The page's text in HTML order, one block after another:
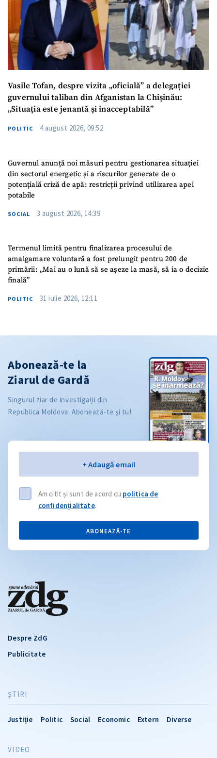
Vasile Tofan, despre vizita „oficială” a delegației
guvernului taliban din Afganistan la Chișinău:
„Situația este jenantă și inacceptabilă”
POLITIC 4 august 2026, 09:52
Guvernul anunță noi măsuri pentru gestionarea situației
din sectorul energetic și a riscurilor generate de o
potențială criză de apă: restricții privind utilizarea apei
potabile
SOCIAL 3 august 2026, 14:39
Termenul limită pentru finalizarea procesului de
amalgamare voluntară a fost prelungit pentru 200 de
primării: „Mai au o lună să se așeze la masă, să ia o decizie
finală”
POLITIC 31 iulie 2026, 12:11
Despre ZdG
Publicitate
ŞTIRI
Justiție Politic Social Economic Extern Diverse
VIDEO
Abonează-te la
Ziarul de Gardă
Singurul ziar de investigații din
Republica Moldova. Abonează-te și tu!
+ Adaugă email
Am citit și sunt de acord cu politica de
confidențialitate.
ABONEAZĂ-TE